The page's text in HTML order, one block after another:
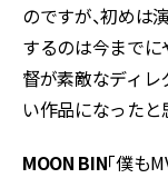
のですが、初めは
するのは今までに
督が素敵なディ
い作品になったと
MOON BIN「僕も